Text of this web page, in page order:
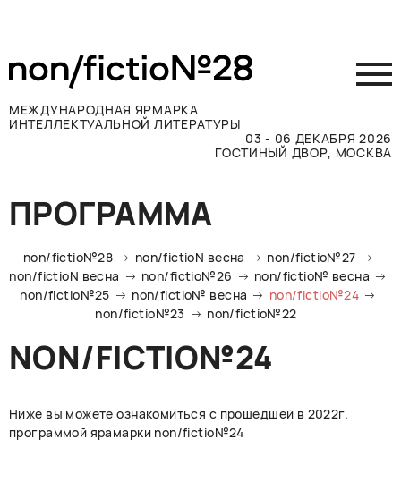
МЕЖДУНАРОДНАЯ ЯРМАРКА
ИНТЕЛЛЕКТУАЛЬНОЙ ЛИТЕРАТУРЫ
03 - 06 ДЕКАБРЯ 2026
ГОСТИНЫЙ ДВОР, МОСКВА
Принять участие
Участникам
Посетителям
Программа
Прессе
Контакты
РУССКИЙ ENGLISH CHINESE
ПРОГРАММА
non/fictio№28 non/fictioN весна
non/fictio№27
non/fictioN весна
non/fictio№26
non/fictio№ весна
non/fictio№25
non/fictio№ весна
non/fictio№24
non/fictio№23
non/fictio№22
NON/FICTIO№24
Ниже вы можете ознакомиться с прошедшей в 2022г.
программой ярамарки non/fictio№24